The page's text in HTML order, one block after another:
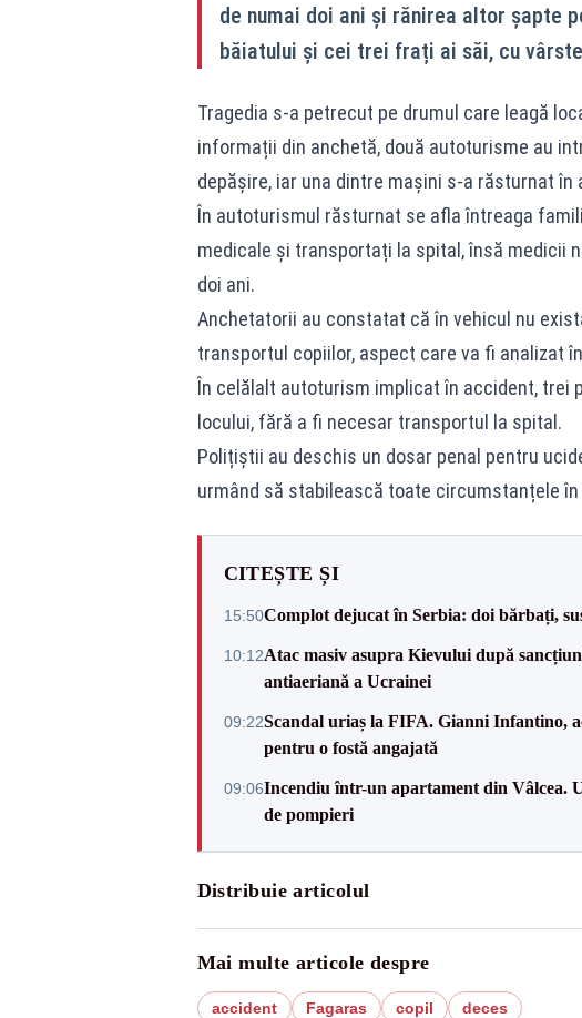
de numai doi ani și rănirea altor șapte
băiatului și cei trei frați ai săi, cu
Tragedia s-a petrecut pe drumul care leagă
informații din anchetă, două autoturisme au
depășire, iar una dintre mașini s-a răsturnat în
În autoturismul răsturnat se afla întreaga
medicale și transportați la spital, însă medicii
doi ani.
Anchetatorii au constatat că în vehicul nu
transportul copiilor, aspect care va fi analizat
În celălalt autoturism implicat în accident, trei
locului, fără a fi necesar transportul la spital.
Polițiștii au deschis un dosar penal pentru
urmând să stabilească toate circumstanțele
CITEȘTE ȘI
15:50Complot dejucat în Serbia: doi bărbați,
10:12Atac masiv asupra Kievului după
antiaeriană a Ucrainei
09:22Scandal uriaș la FIFA. Gianni Infantino,
pentru o fostă angajată
09:06Incendiu într-un apartament din Vâlcea.
de pompieri
Distribuie articolul
Mai multe articole despre
accident Fagaras copil deces